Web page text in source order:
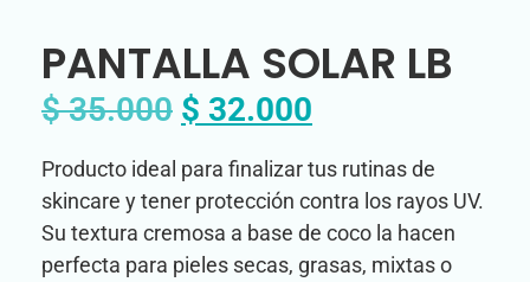
PANTALLA SOLAR LB
$35.000 $ 32.000
Producto ideal para finalizar tus rutinas de
skincare y tener protección contra los rayos UV.
Su textura cremosa a base de coco la hacen
perfecta para pieles secas, grasas, mixtas o